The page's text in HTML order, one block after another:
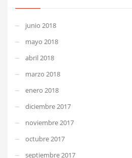
junio 2018
mayo 2018
abril 2018
marzo 2018
enero 2018
diciembre 2017
noviembre 2017
octubre 2017
septiembre 2017